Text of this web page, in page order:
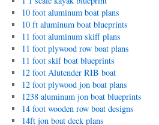
10 foot aluminum boat plans
10 ft aluminum boat blueprints
11 foot aluminum skiff plans
11 foot plywood row boat plans
11 foot skif boat blueprints
12 foot Alutender RIB boat
12 foot plywood jon boat plans
1238 aluminum jon boat blueprints
14 foot wooden row boat designs
14ft jon boat deck plans